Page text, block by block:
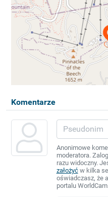
Komentarze
Anonimowe
moderatora.
razu widoczny.
założyćw kilka
oświadczasz, że
portalu WorldCam.